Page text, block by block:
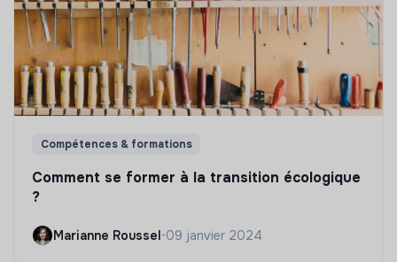
Compétences & formations
Comment se former à la transition écologique
?
Marianne Roussel•09 janvier 2024